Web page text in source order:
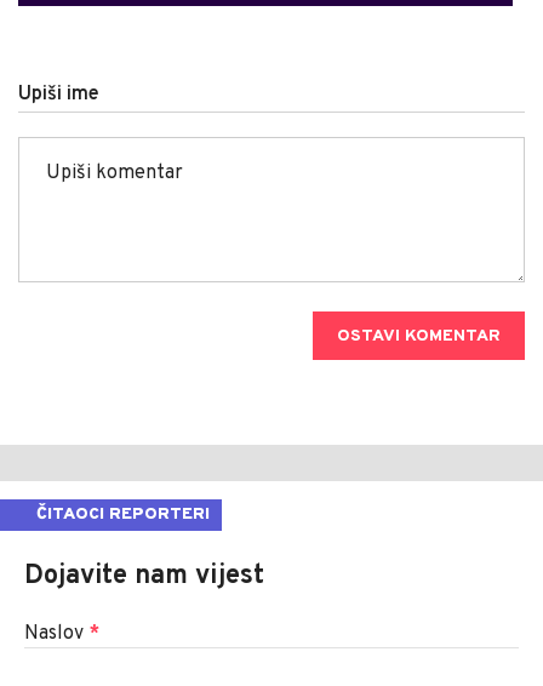
Upiši ime
OSTAVI KOMENTAR
ČITAOCI REPORTERI
Dojavite nam vijest
Naslov *